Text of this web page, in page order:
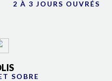
2 À 3 JOURS OUVRÉS
SOBRE